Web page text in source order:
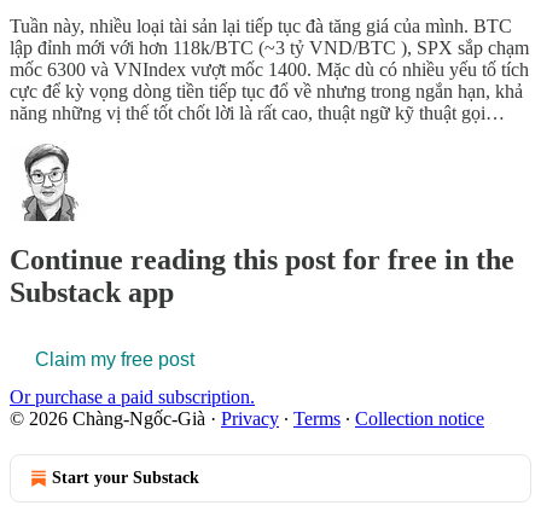
Tuần này, nhiều loại tài sản lại tiếp tục đà tăng giá của mình. BTC
lập đỉnh mới với hơn 118k/BTC (~3 tỷ VND/BTC ), SPX sắp chạm
mốc 6300 và VNIndex vượt mốc 1400. Mặc dù có nhiều yếu tố tích
cực để kỳ vọng dòng tiền tiếp tục đổ về nhưng trong ngắn hạn, khả
năng những vị thế tốt chốt lời là rất cao, thuật ngữ kỹ thuật gọi…
Continue reading this post for free in the
Substack app
Claim my free post
Or purchase a paid subscription.
© 2026 Chàng-Ngốc-Già · Privacy ∙ Terms ∙ Collection notice
Start your Substack